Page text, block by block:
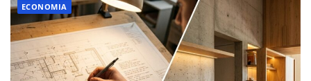
ECONOMIA